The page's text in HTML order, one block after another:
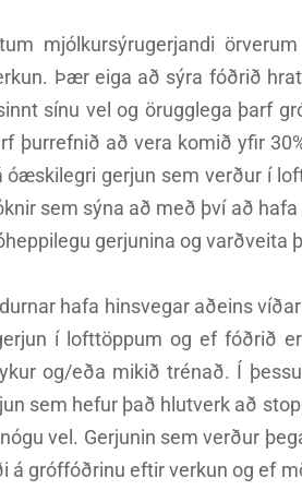
mjólkursýrugerjandi
Þær eiga að sýra fóðrið
sínu vel og örugglega þarf
þurrefnið að vera komið yfir
óæskilegri gerjun sem verður í
sem sýna að með því að
gerjunina og varðveita
hafa hinsvegar aðeins
í lofttöppum og ef fóðrið
og/eða mikið trénað. Í
sem hefur það hlutverk að
vel. Gerjunin sem verður
á gróffóðrinu eftir verkun og ef